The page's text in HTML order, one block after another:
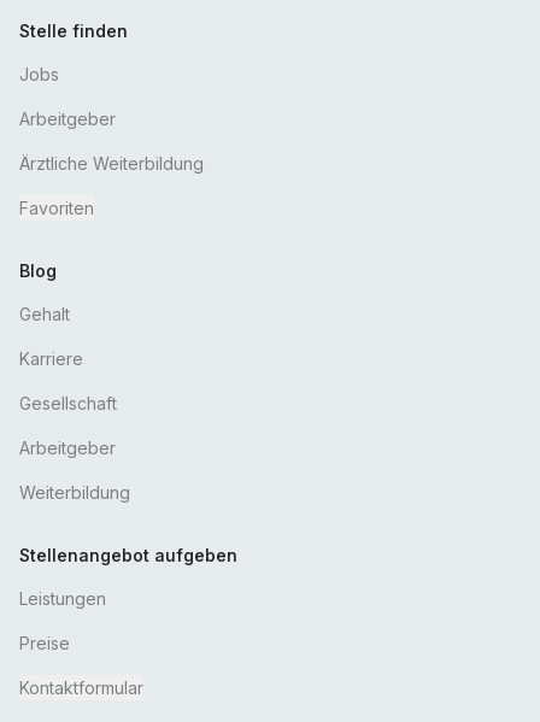
Stelle finden
Jobs
Arbeitgeber
Ärztliche Weiterbildung
Favoriten
Blog
Gehalt
Karriere
Gesellschaft
Arbeitgeber
Weiterbildung
Stellenangebot aufgeben
Leistungen
Preise
Kontaktformular